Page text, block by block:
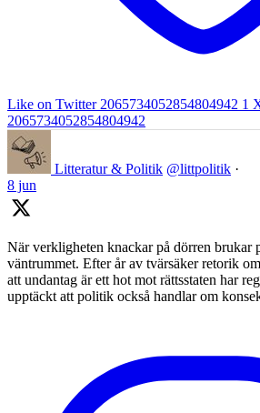
Like on Twitter 2065734052854804942 1
2065734052854804942
Litteratur & Politik @littpolitik ·
8 jun
När verkligheten knackar på dörren brukar
väntrummet. Efter år av tvärsäker retorik
att undantag är ett hot mot rättsstaten har
upptäckt att politik också handlar om